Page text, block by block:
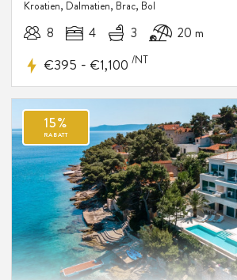
Kroatien, Dalmatien, Brac, Bol
8 4 3 20 m
€395 - €1,100 /NT